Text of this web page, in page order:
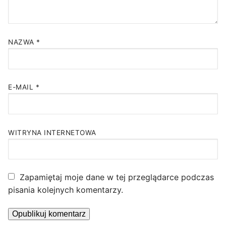
NAZWA *
E-MAIL *
WITRYNA INTERNETOWA
Zapamiętaj moje dane w tej przeglądarce podczas
pisania kolejnych komentarzy.